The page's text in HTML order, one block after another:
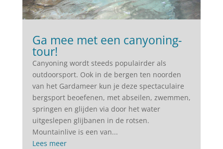
Ga mee met een canyoning-
tour!
Canyoning wordt steeds populairder als
outdoorsport. Ook in de bergen ten noorden
van het Gardameer kun je deze spectaculaire
bergsport beoefenen, met abseilen, zwemmen,
springen en glijden via door het water
uitgeslepen glijbanen in de rotsen.
Mountainlive is een van...
Lees meer